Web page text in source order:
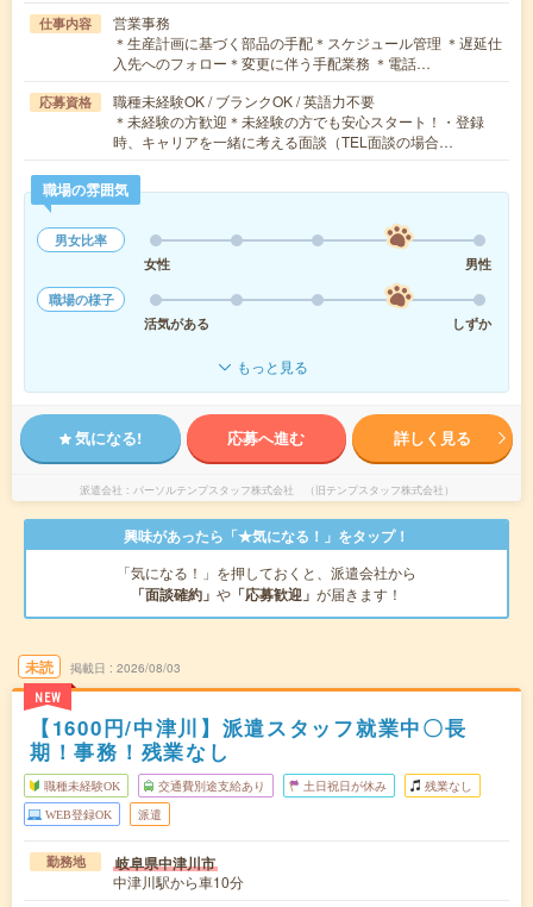
仕事内容
営業事務
＊生産計画に基づく部品の手配＊スケジュール管理 ＊遅延仕
入先へのフォロー＊変更に伴う手配業務 ＊電話…
応募資格
職種未経験OK / ブランクOK / 英語力不要
＊未経験の方歓迎＊未経験の方でも安心スタート！・登録
時、キャリアを一緒に考える面談（TEL面談の場合…
職場の雰囲気
男女比率
女性
男性
職場の様子
活気がある
しずか
もっと見る
気になる! 応募へ進む 詳しく見る
派遣会社 パーソルテンプスタッフ株式会社 （旧テンプスタッフ株式会社）
興味があったら「★気になる！」をタップ！
「気になる！」を押しておくと、派遣会社から
「面談確約」 や 「応募歓迎」 が届きます！
未読
NEW
掲載日 2026/08/03
【1600円/中津川】派遣スタッフ就業中〇長
期！事務！残業なし
職種未経験OK 交通費別途支給あり 土日祝日が休み 残業なし
WEB登録OK 派遣
勤務地 岐阜県中津川市
中津川駅から車10分